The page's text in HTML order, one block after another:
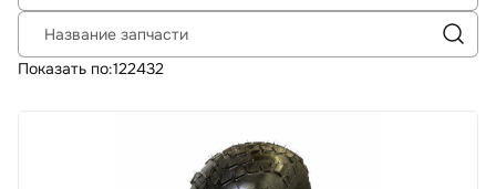
Название запчасти
Показать по:122432